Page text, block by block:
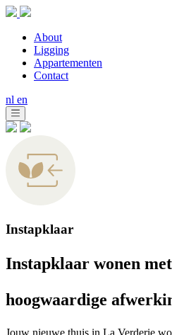
About
Ligging
Appartementen
Contact
nl en
Instapklaar
Instapklaar wonen met
hoogwaardige
Jouw nieuwe thuis in La Verderie